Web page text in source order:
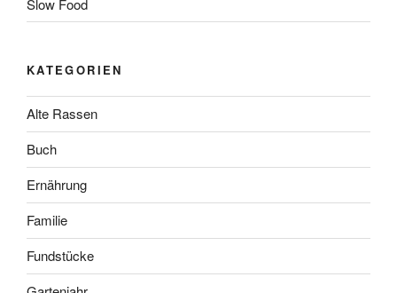
Slow Food
KATEGORIEN
Alte Rassen
Buch
Ernährung
Familie
Fundstücke